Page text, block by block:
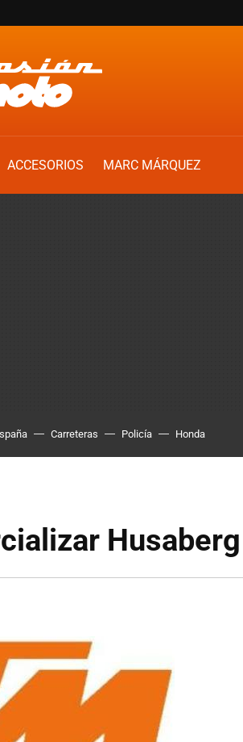
ACCESORIOS
MARC MÁRQUEZ
Carreteras Policía Honda
Husaberg